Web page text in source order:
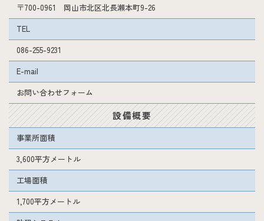
〒700-0961 岡山市北区北長瀬本町9-26
TEL
086-255-9231
E-mail
お問い合わせフォーム
設備概要
事業所面積
3,600平方メートル
工場面積
1,700平方メートル